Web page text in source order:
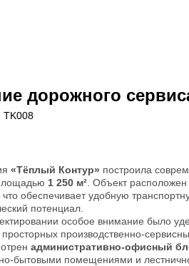
дорожного
TK008
«Тёплый Контур» построила
1 250 м² . Объект
, что обеспечивает удобную
потенциал.
особое внимание было
производственно-
административно-офисный
бытовыми помещениями и